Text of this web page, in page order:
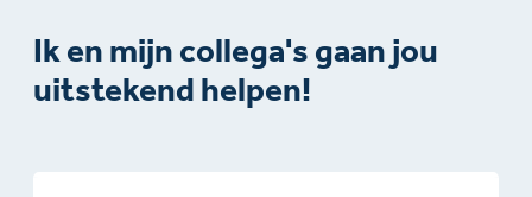
Ik en mijn collega's gaan jou
uitstekend helpen!